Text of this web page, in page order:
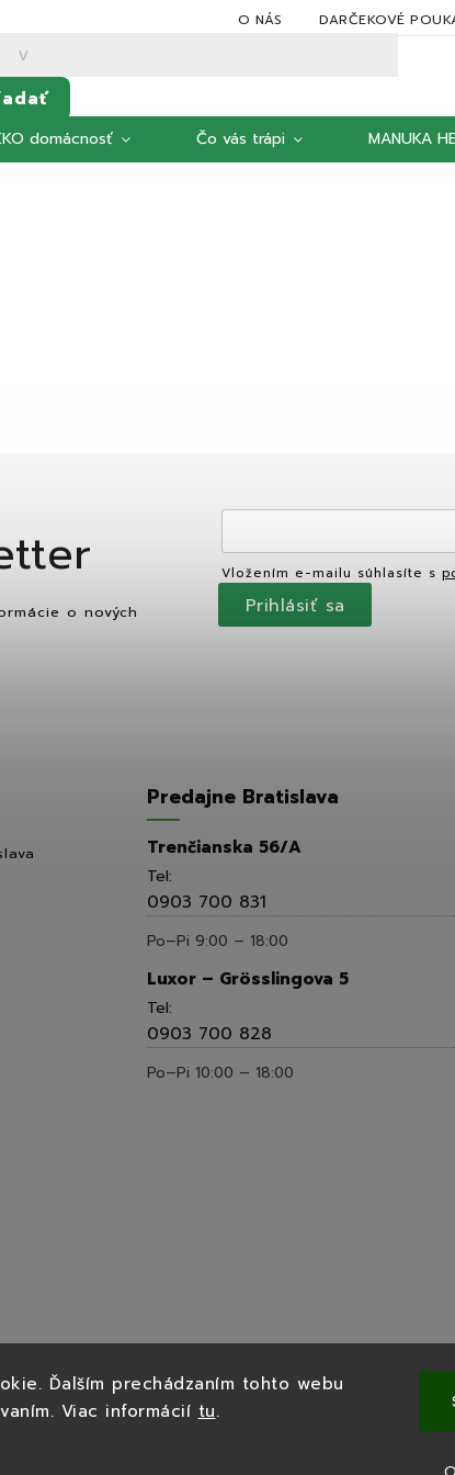
Ďalším prechádzaním tohto webu
Viac informácií tu.
O NÁS DARČEKOVÉ
domácnosť Čo vás trápi MANUKA
o nových
Vložením e-mailu súhlasíte s
Prihlásiť sa
Predajne Bratislava
Trenčianska 56/A
Tel:
0903 700 831
Po–Pi 9:00 – 18:00
Luxor – Grösslingova 5
Tel:
0903 700 828
Po–Pi 10:00 – 18:00